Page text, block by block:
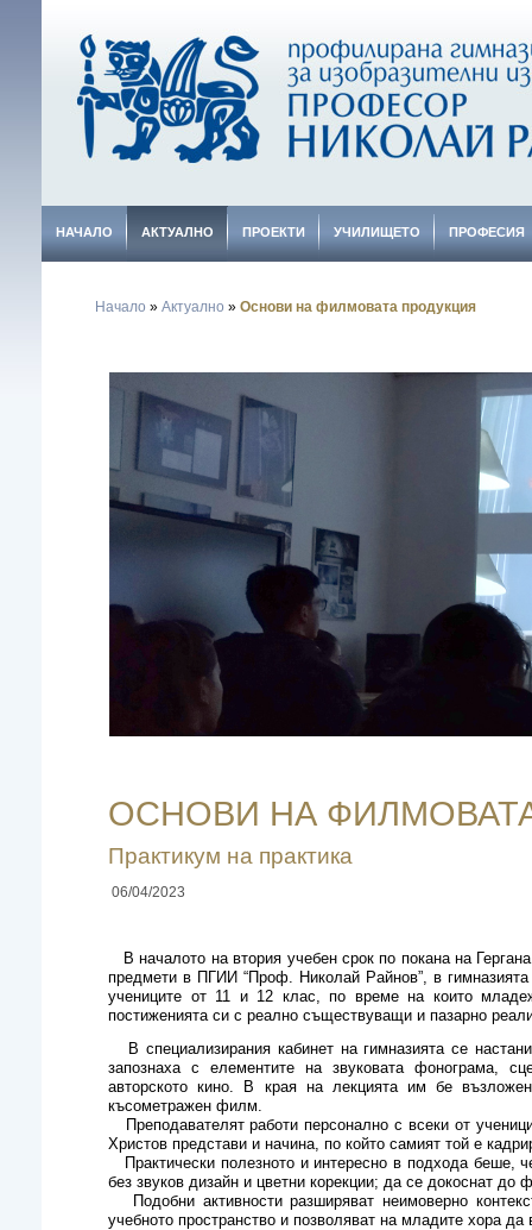
НАЧАЛО АКТУАЛНО ПРОЕКТИ УЧИЛИЩЕТО ПРОФЕСИЯ
Начало » Актуално » Основи на филмовата продукция
ОСНОВИ НА
Практикум на практика
06/04/2023
В началото на втория учебен срок по покана на
предмети в ПГИИ “Проф. Николай Райнов”, в
учениците от 11 и 12 клас, по време на които
постиженията си с реално съществуващи и пазарно
В специализирания кабинет на гимназията се
запознаха с елементите на звуковата фонограма,
авторското кино. В края на лекцията им бе
късометражен филм.
Преподавателят работи персонално с всеки от
Христов представи и начина, по който самият той е
Практически полезното и интересно в подхода беше,
без звуков дизайн и цветни корекции; да се докоснат до
Подобни активности разширяват неимоверно
учебното пространство и позволяват на младите хора